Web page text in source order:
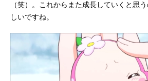
（笑）。これからまた成長していくと思
しいですね。